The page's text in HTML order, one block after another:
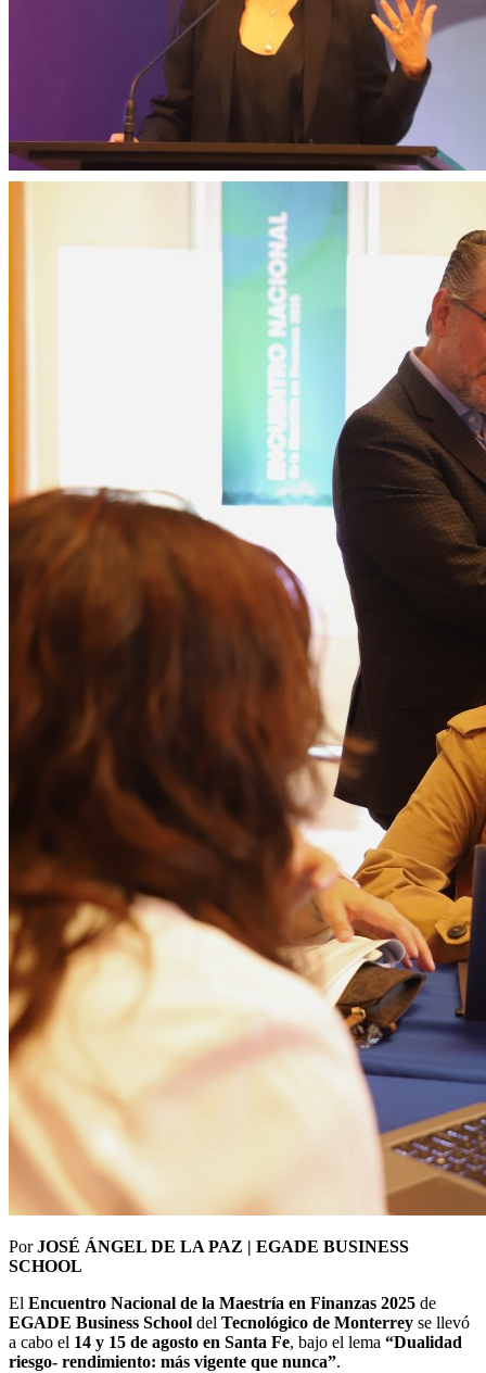
PorJOSÉ ÁNGEL DE LA PAZ | EGADE BUSINESS
SCHOOL
El Encuentro Nacional de la Maestría en Finanzas 2025 de
EGADE Business School del Tecnológico de Monterrey se llevó
a cabo el 14 y 15 de agosto en Santa Fe, bajo el lema “Dualidad
riesgo- rendimiento: más vigente que nunca”.